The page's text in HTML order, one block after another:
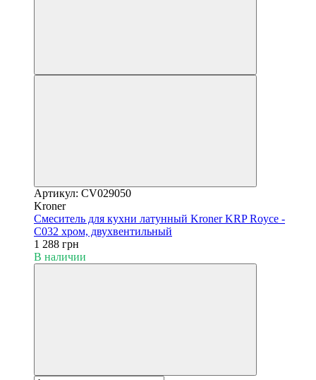
Артикул: CV029050
Kroner
Смеситель для кухни латунный Kroner KRP Royce -
C032 хром, двухвентильный
1 288 грн
В наличии